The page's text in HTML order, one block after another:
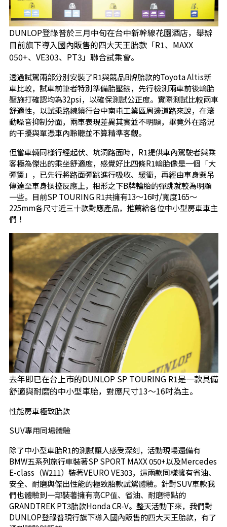
DUNLOP登祿普於三月中旬在台中新幹線花園酒店，舉辦
目前旗下導入國內販售的四大天王胎款「R1、MAXX
050+、VE303、PT3」聯合試乘會。
透過試駕兩部分別安裝了R1與競品B牌胎款的Toyota Altis新
車比較，試車前筆者特別準備胎壓錶，先行檢測兩車前後輪胎
壓施打確認均為32psi，以確保測試公正度。實際測試比較兩車
舒適性，以試乘路線繞行台中南屯工業區周邊道路來說，在滾
動噪音抑制分面，兩車表現差異其實並不明顯，畢竟外在路況
的干擾與單憑車內聆聽並不算精準客觀。
但當車輛同樣行經起伏、坑洞路面時，R1提供車內駕駛者與乘
客極為傑出的乘坐舒適度，感覺好比四條R1輪胎像是一個「大
彈簧」，已先行將路面彈跳進行吸收、緩衝，再經由車身懸吊
傳達至車身操控反應上，相形之下B牌輪胎的彈跳就較為明顯
一些。目前SP TOURING R1共擁有13～16吋/寬度165～
225mm各尺寸近三十款對應產品，推薦給各位中小型房車車主
們！
去年即已在台上市的DUNLOP SP TOURING R1是一款具備
舒適與耐磨的中小型車胎，對應尺寸13～16吋為主。
性能房車極致胎款
SUV專用同場體驗
除了中小型車胎R1的測試讓人感受深刻，活動現場還備有
BMW五系列旅行車裝著SP SPORT MAXX 050+以及Mercedes
E-class（W211）裝著VEURO VE303，這兩款同樣擁有省油、
安全、耐磨與傑出性能的極致胎款試駕體驗。針對SUV車款我
們也體驗到一部裝著擁有高CP值、省油、耐磨特點的
GRANDTREK PT3胎款Honda CR-V。整天活動下來，我們對
DUNLOP登祿普現行旗下導入國內販售的四大天王胎款，有了